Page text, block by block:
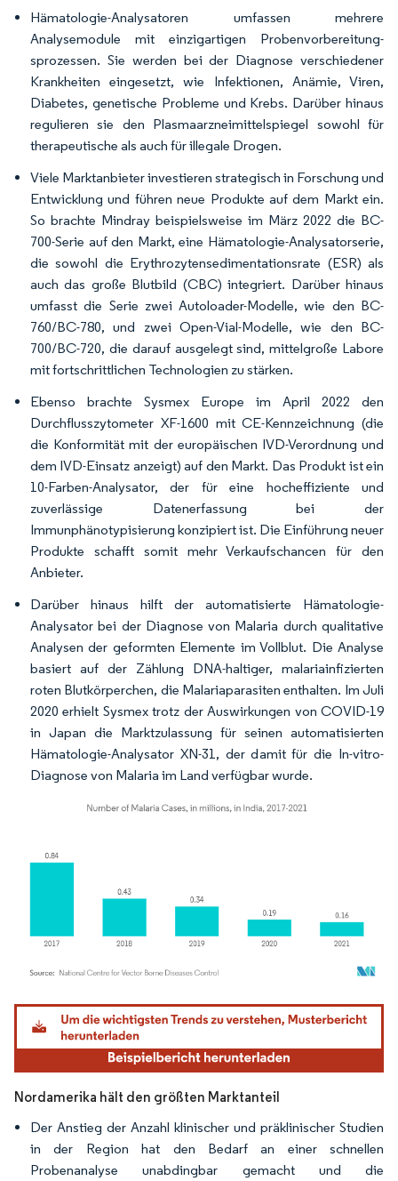
Hämatologie-Analysatoren umfassen mehrere
Analysemodule mit einzigartigen Probenvorbereitung­
sprozessen. Sie werden bei der Diagnose verschiedener
Krankheiten eingesetzt, wie Infektionen, Anämie, Viren,
Diabetes, genetische Probleme und Krebs. Darüber hinaus
regulieren sie den Plasmaarzneimittelspiegel sowohl für
therapeutische als auch für illegale Drogen.
Viele Marktanbieter investieren strategisch in Forschung und
Entwicklung und führen neue Produkte auf dem Markt ein.
So brachte Mindray beispielsweise im März 2022 die BC-
700-Serie auf den Markt, eine Hämatologie-Analysatorserie,
die sowohl die Erythrozytensedimentationsrate (ESR) als
auch das große Blutbild (CBC) integriert. Darüber hinaus
umfasst die Serie zwei Autoloader-Modelle, wie den BC-
760/BC-780, und zwei Open-Vial-Modelle, wie den BC-
700/BC-720, die darauf ausgelegt sind, mittelgroße Labore
mit fortschrittlichen Technologien zu stärken.
Ebenso brachte Sysmex Europe im April 2022 den
Durchflusszytometer XF-1600 mit CE-Kennzeichnung (die
die Konformität mit der europäischen IVD-Verordnung und
dem IVD-Einsatz anzeigt) auf den Markt. Das Produkt ist ein
10-Farben-Analysator, der für eine hocheffiziente und
zuverlässige Datenerfassung bei der
Immunphänotypisierung konzipiert ist. Die Einführung neuer
Produkte schafft somit mehr Verkaufschancen für den
Anbieter.
Darüber hinaus hilft der automatisierte Hämatologie-
Analysator bei der Diagnose von Malaria durch qualitative
Analysen der geformten Elemente im Vollblut. Die Analyse
basiert auf der Zählung DNA-haltiger, malariainfizierten
roten Blutkörperchen, die Malariaparasiten enthalten. Im Juli
2020 erhielt Sysmex trotz der Auswirkungen von COVID-19
in Japan die Marktzulassung für seinen automatisierten
Hämatologie-Analysator XN-31, der damit für die In-vitro-
Diagnose von Malaria im Land verfügbar wurde.
Bild © Mordor Intelligence. Wiederverwendung erfordert Namensnennung gemäß
Nordamerika hält den größten Marktanteil
Der Anstieg der Anzahl klinischer und präklinischer Studien
in der Region hat den Bedarf an einer schnellen
Probenanalyse unabdingbar gemacht und die